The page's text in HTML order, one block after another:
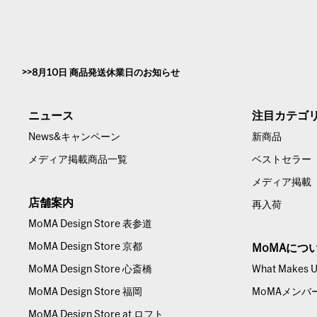
8月10日 商品発送休業日のお知らせ
ニュース
News&キャンペーン
メディア掲載商品一覧
店舗案内
MoMA Design Store 表参道
MoMA Design Store 京都
MoMA Design Store 心斎橋
MoMA Design Store 福岡
MoMA Design Store at ロフト
注目カテゴ
新商品
ベストセラー
メディア掲載
再入荷
MoMAにつ
What Makes
MoMAメンバ